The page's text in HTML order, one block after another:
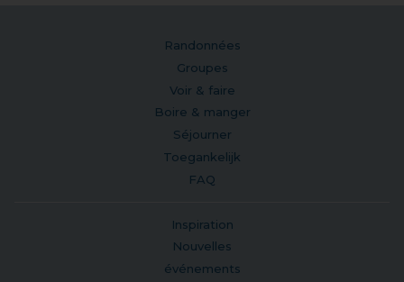
Randonnées
Groupes
Voir & faire
Boire & manger
Séjourner
Toegankelijk
FAQ
Inspiration
Nouvelles
événements